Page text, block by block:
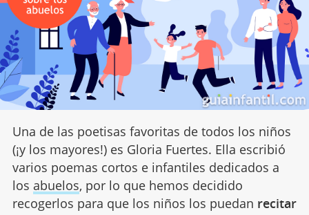
Una de las poetisas favoritas de todos los niños
(¡y los mayores!) es Gloria Fuertes. Ella escribió
varios poemas cortos e infantiles dedicados a
los abuelos, por lo que hemos decidido
recogerlos para que los niños los puedan recitar